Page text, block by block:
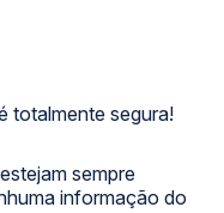
totalmente segura!
sempre
informação do